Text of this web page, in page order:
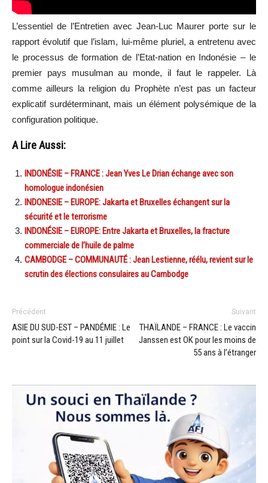
L’essentiel de l’Entretien avec Jean-Luc Maurer porte sur le
rapport évolutif que l’islam, lui-même pluriel, a entretenu avec
le processus de formation de l’Etat-nation en Indonésie – le
premier pays musulman au monde, il faut le rappeler. Là
comme ailleurs la religion du Prophète n’est pas un facteur
explicatif surdéterminant, mais un élément polysémique de la
configuration politique.
A Lire Aussi:
INDONÉSIE – FRANCE : Jean Yves Le Drian échange avec son
homologue indonésien
INDONESIE – EUROPE: Jakarta et Bruxelles échangent sur la
sécurité et le terrorisme
INDONÉSIE – EUROPE: Entre Jakarta et Bruxelles, la fracture
commerciale de l’huile de palme
CAMBODGE – COMMUNAUTÉ : Jean Lestienne, réélu, revient sur le
scrutin des élections consulaires au Cambodge
Précédent
ASIE DU SUD-EST – PANDÉMIE : Le
point sur la Covid-19 au 11 juillet
Suivant
THAÏLANDE – FRANCE : Le vaccin
Janssen est OK pour les moins de
55 ans à l’étranger